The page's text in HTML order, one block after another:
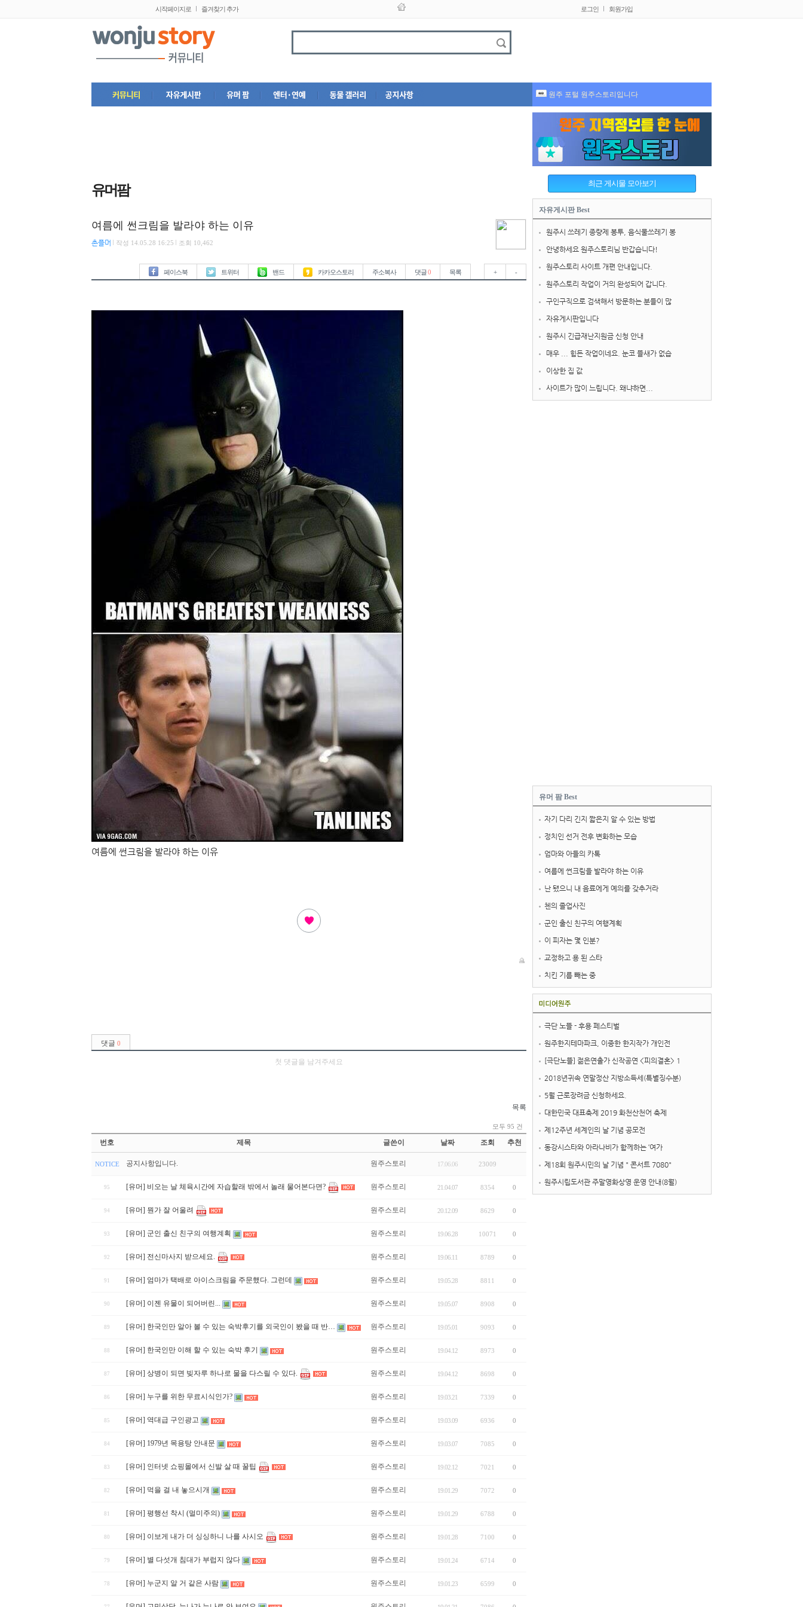
시작페이지로 즐겨찾기 추가 로그인 회원가입
원주 포털 원주스토리입니다
자유게시판 Best
원주시 쓰레기 종량제 봉투, 음식물쓰레기 봉
안녕하세요 원주스토리님 반갑습니다!
원주스토리 사이트 개편 안내입니다.
원주스토리 작업이 거의 완성되어 갑니다.
구인구직으로 검색해서 방문하는 분들이 많
자유게시판입니다
원주시 긴급재난지원금 신청 안내
매우 ... 힘든 작업이네요. 눈코 뜰새가 없습
이상한 집 값
사이트가 많이 느립니다. 왜냐하면...
유머 팜 Best
자기 다리 긴지 짧은지 알 수 있는 방법
정치인 선거 전후 변화하는 모습
엄마와 아들의 카톡
여름에 썬크림을 발라야 하는 이유
난 됐으니 내 음료에게 예의를 갖추거라
첸의 졸업사진
군인 출신 친구의 여행계획
이 피자는 몇 인분?
교정하고 용 된 스타
치킨 기름 빼는 중
극단 노뜰 - 후용 페스티벌
원주한지테마파크, 이종한 한지작가 개인전
[극단노뜰] 젊은연출가 신작공연 <피의결혼> 1
2018년귀속 연말정산 지방소득세(특별징수분)
5월 근로장려금 신청하세요.
대한민국 대표축제 2019 화천산천어 축제
제12주년 세계인의 날 기념 공모전
동강시스타와 아라나비가 함께하는 ‘여가
제18회 원주시민의 날 기념 " 콘서트 7080"
원주시립도서관 주말영화상영 운영 안내(8월)
유머팜
여름에 썬크림을 발라야 하는 이유
촌플머 작성 14.05.28 16:25 조회 10,462
페이스북 트위터 밴드 카카오스토리 주소복사 댓글0 목록 + -
여름에 썬크림을 발라야 하는 이유
목록
모두 95 건
번호 제목 글쓴이 날짜 조회 추천
NOTICE 공지사항입니다. 원주스토리 17.06.06 23009
95 [유머] 비오는 날 체육시간에 자습할래 밖에서 놀래 물어본다면? 원주스토리 21.04.07 8354 0
94 [유머] 뭔가 잘 어울려 원주스토리 20.12.09 8629 0
93 [유머] 군인 출신 친구의 여행계획 원주스토리 19.06.28 10071 0
92 [유머] 전신마사지 받으세요. 원주스토리 19.06.11 8789 0
91 [유머] 엄마가 택배로 아이스크림을 주문했다. 그런데 원주스토리 19.05.28 8811 0
90 [유머] 이젠 유물이 되어버린... 원주스토리 19.05.07 8908 0
89 [유머] 한국인만 알아 볼 수 있는 숙박후기를 외국인이 봤을 때 반… 원주스토리 19.05.01 9093 0
88 [유머] 한국인만 이해 할 수 있는 숙박 후기 원주스토리 19.04.12 8973 0
87 [유머] 상병이 되면 빚자루 하나로 물을 다스릴 수 있다. 원주스토리 19.04.12 8698 0
86 [유머] 누구를 위한 무료시식인가? 원주스토리 19.03.21 7339 0
85 [유머] 역대급 구인광고 원주스토리 19.03.09 6936 0
84 [유머] 1979년 목용탕 안내문 원주스토리 19.03.07 7085 0
83 [유머] 인터넷 쇼핑몰에서 신발 살 때 꿀팁 원주스토리 19.02.12 7021 0
82 [유머] 먹을 걸 내 놓으시개 원주스토리 19.01.29 7072 0
81 [유머] 평행선 착시 (멀미주의) 원주스토리 19.01.29 6788 0
80 [유머] 이보게 내가 더 싱싱하니 나를 사시오 원주스토리 19.01.28 7100 0
79 [유머] 별 다섯개 침대가 부럽지 않다 원주스토리 19.01.24 6714 0
78 [유머] 누군지 알 거 같은 사람 원주스토리 19.01.23 6599 0